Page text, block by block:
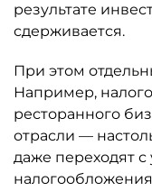
результате
сдерживается.
При этом
Например,
ресторанного
отрасли —
даже переходят